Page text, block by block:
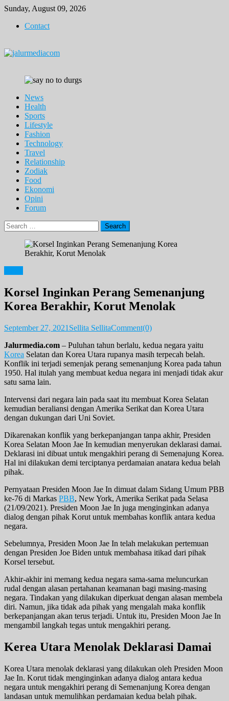
Skip
content
Sunday, August 09, 2026
Contact
News
Health
Sports
Lifestyle
Fashion
Technology
Travel
Relationship
Zodiak
Food
Ekonomi
Opini
Forum
Search
for:
Korsel Inginkan Perang Semenanjung
Korea Berakhir, Korut Menolak
September 27, 2021 Sellita SellitaComment(0)
Jalurmedia.com – Puluhan tahun berlalu, kedua negara yaitu
Korea Selatan dan Korea Utara rupanya masih terpecah belah.
Konflik ini terjadi semenjak perang semenanjung Korea pada tahun
1950. Hal itulah yang membuat kedua negara ini menjadi tidak akur
satu sama lain.
Intervensi dari negara lain pada saat itu membuat Korea Selatan
kemudian beraliansi dengan Amerika Serikat dan Korea Utara
dengan dukungan dari Uni Soviet.
Dikarenakan konflik yang berkepanjangan tanpa akhir, Presiden
Korea Selatan Moon Jae In kemudian menyerukan deklarasi damai.
Deklarasi ini dibuat untuk mengakhiri perang di Semenajung Korea.
Hal ini dilakukan demi terciptanya perdamaian anatara kedua belah
pihak.
Pernyataan Presiden Moon Jae In dimuat dalam Sidang Umum PBB
ke-76 di Markas PBB, New York, Amerika Serikat pada Selasa
(21/09/2021). Presiden Moon Jae In juga menginginkan adanya
dialog dengan pihak Korut untuk membahas konflik antara kedua
negara.
Sebelumnya, Presiden Moon Jae In telah melakukan pertemuan
dengan Presiden Joe Biden untuk membahasa itikad dari pihak
Korsel tersebut.
Akhir-akhir ini memang kedua negara sama-sama meluncurkan
rudal dengan alasan pertahanan keamanan bagi masing-masing
negara. Tindakan yang dilakukan diperkuat dengan alasan membela
diri. Namun, jika tidak ada pihak yang mengalah maka konflik
berkepanjangan akan terus terjadi. Untuk itu, Presiden Moon Jae In
mengambil langkah tegas untuk mengakhiri perang.
Kerea Utara Menolak Deklarasi Damai
Korea Utara menolak deklarasi yang dilakukan oleh Presiden Moon
Jae In. Korut tidak menginginkan adanya dialog antara kedua
negara untuk mengakhiri perang di Semenanjung Korea dengan
landasan untuk memulihkan perdamaian kedua belah pihak.